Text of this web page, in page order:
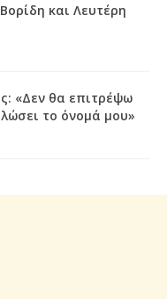
και Λευτέρη
«Δεν θα επιτρέψω
το όνομά μου»